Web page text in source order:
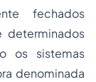
fechados
determinados
os sistemas
denominada